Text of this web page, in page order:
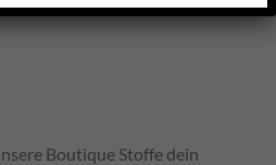
Boutique Stoffe dein